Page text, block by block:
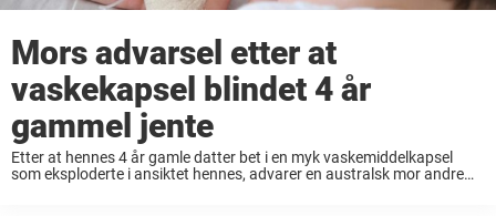
Mors advarsel etter at
vaskekapsel blindet 4 år
gammel jente
Etter at hennes 4 år gamle datter bet i en myk vaskemiddelkapsel
som eksploderte i ansiktet hennes, advarer en australsk mor andre